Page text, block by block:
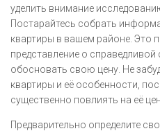
уделить внимание
Постарайтесь собрать
квартиры в вашем районе.
представление о
обосновать свою цену. Не
квартиры и её особенности,
существенно повлиять на её
Предварительно определите